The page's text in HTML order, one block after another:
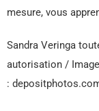
mesure, vous
Sandra Veringa
autorisation /
: